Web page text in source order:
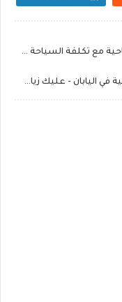
السياحة في سانتوريني : أجمل 5 أماكن سياحية مع تكلفة السياحة في سانتوريني
السياحة في اليابان : أجمل الوجهات السياحية في اليابان - عليك زيارتها !